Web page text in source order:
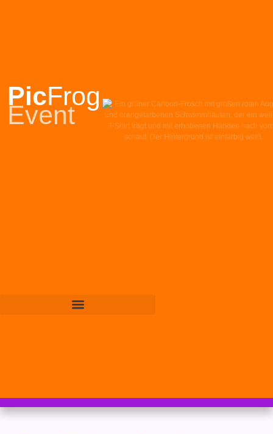
PicFrog
Event